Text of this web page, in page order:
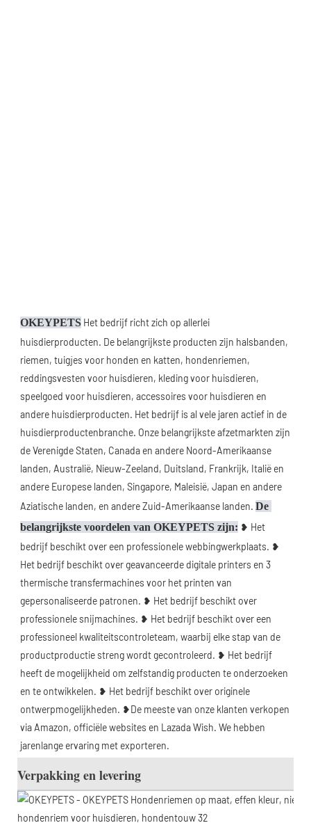
OKEYPETS Het bedrijf richt zich op allerlei
huisdierproducten. De belangrijkste producten zijn halsbanden,
riemen, tuigjes voor honden en katten, hondenriemen,
reddingsvesten voor huisdieren, kleding voor huisdieren,
speelgoed voor huisdieren, accessoires voor huisdieren en
andere huisdierproducten. Het bedrijf is al vele jaren actief in de
huisdierproductenbranche. Onze belangrijkste afzetmarkten zijn
de Verenigde Staten, Canada en andere Noord-Amerikaanse
landen, Australië, Nieuw-Zeeland, Duitsland, Frankrijk, Italië en
andere Europese landen, Singapore, Maleisië, Japan en andere
Aziatische landen, en andere Zuid-Amerikaanse landen. De
belangrijkste voordelen van OKEYPETS zijn: ❥ Het
bedrijf beschikt over een professionele webbingwerkplaats. ❥
Het bedrijf beschikt over geavanceerde digitale printers en 3
thermische transfermachines voor het printen van
gepersonaliseerde patronen. ❥ Het bedrijf beschikt over
professionele snijmachines. ❥ Het bedrijf beschikt over een
professioneel kwaliteitscontroleteam, waarbij elke stap van de
productproductie streng wordt gecontroleerd. ❥ Het bedrijf
heeft de mogelijkheid om zelfstandig producten te onderzoeken
en te ontwikkelen. ❥ Het bedrijf beschikt over originele
ontwerpmogelijkheden. ❥De meeste van onze klanten verkopen
via Amazon, officiële websites en Lazada Wish. We hebben
jarenlange ervaring met exporteren.
Verpakking en levering